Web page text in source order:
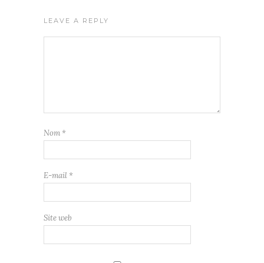
LEAVE A REPLY
Nom *
E-mail *
Site web